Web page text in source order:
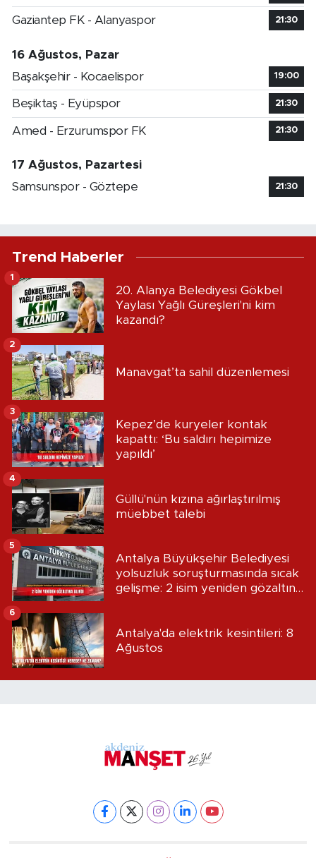
Gaziantep FK - Alanyaspor 21:30
16 Ağustos, Pazar
Başakşehir - Kocaelispor
19:00
Beşiktaş - Eyüpspor 21:30
Amed - Erzurumspor FK 21:30
17 Ağustos, Pazartesi
Samsunspor - Göztepe
21:30
Trend Haberler
20. Alanya Belediyesi Gökbel
Yaylası Yağlı Güreşleri'ni kim
kazandı?
1
Manavgat’ta sahil düzenlemesi
2
Kepez’de kuryeler kontak
kapattı: ‘Bu saldırı hepimize
yapıldı’
3
Güllü'nün kızına ağırlaştırılmış
müebbet talebi
4
Antalya Büyükşehir Belediyesi
yolsuzluk soruşturmasında sıcak
gelişme: 2 isim yeniden gözaltına
5
Antalya'da elektrik kesintileri: 8
Ağustos
6